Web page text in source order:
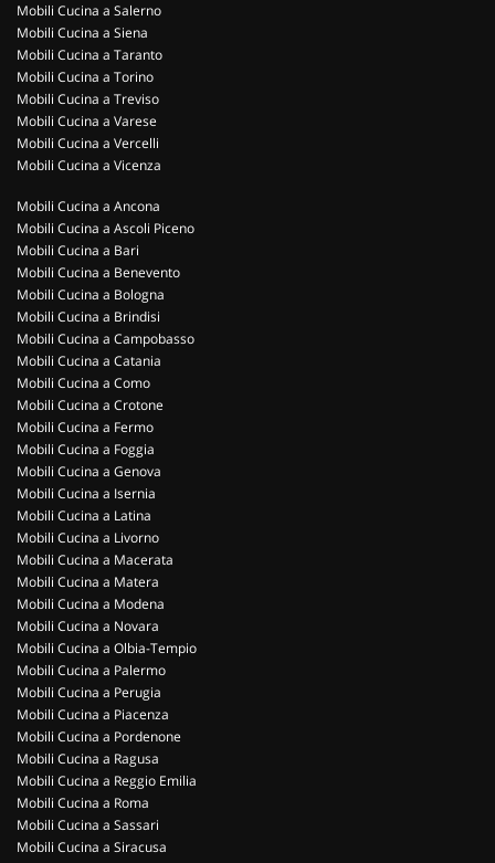
Mobili Cucina a Salerno
Mobili Cucina a Siena
Mobili Cucina a Taranto
Mobili Cucina a Torino
Mobili Cucina a Treviso
Mobili Cucina a Varese
Mobili Cucina a Vercelli
Mobili Cucina a Vicenza
Mobili Cucina a Ancona
Mobili Cucina a Ascoli Piceno
Mobili Cucina a Bari
Mobili Cucina a Benevento
Mobili Cucina a Bologna
Mobili Cucina a Brindisi
Mobili Cucina a Campobasso
Mobili Cucina a Catania
Mobili Cucina a Como
Mobili Cucina a Crotone
Mobili Cucina a Fermo
Mobili Cucina a Foggia
Mobili Cucina a Genova
Mobili Cucina a Isernia
Mobili Cucina a Latina
Mobili Cucina a Livorno
Mobili Cucina a Macerata
Mobili Cucina a Matera
Mobili Cucina a Modena
Mobili Cucina a Novara
Mobili Cucina a Olbia-Tempio
Mobili Cucina a Palermo
Mobili Cucina a Perugia
Mobili Cucina a Piacenza
Mobili Cucina a Pordenone
Mobili Cucina a Ragusa
Mobili Cucina a Reggio Emilia
Mobili Cucina a Roma
Mobili Cucina a Sassari
Mobili Cucina a Siracusa